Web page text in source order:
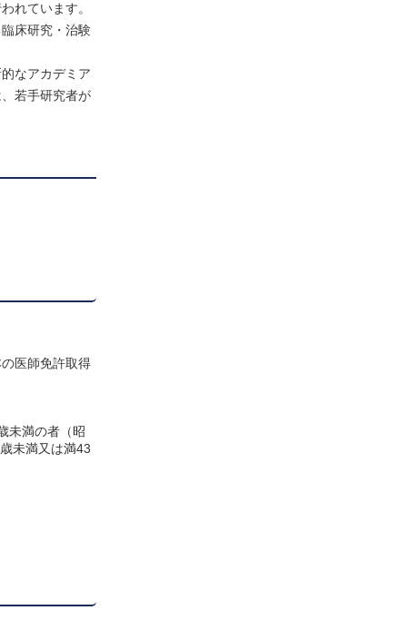
れています。
床研究・治験
なアカデミア
若手研究者が
医師免許取得
未満の者（昭
未満又は満43